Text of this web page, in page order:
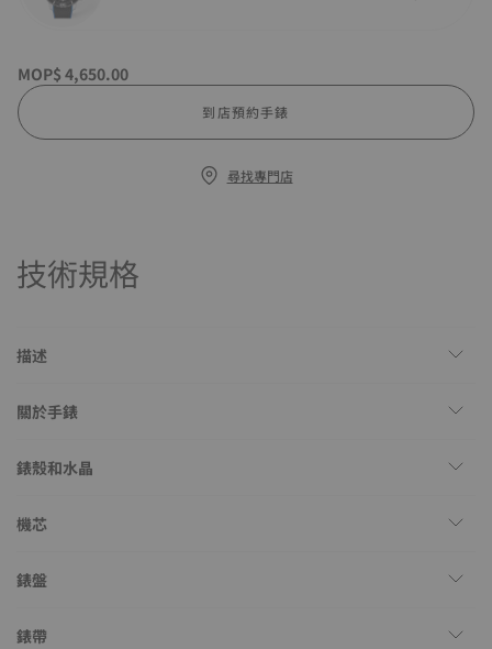
MOP$ 4,650.00
到店預約手錶
尋找專門店
技術規格
描述
關於手錶
錶殼和水晶
機芯
錶盤
錶帶